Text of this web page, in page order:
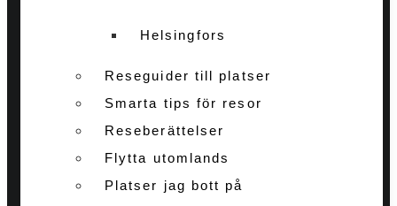
Helsingfors
Reseguider till platser
Smarta tips för resor
Reseberättelser
Flytta utomlands
Platser jag bott på